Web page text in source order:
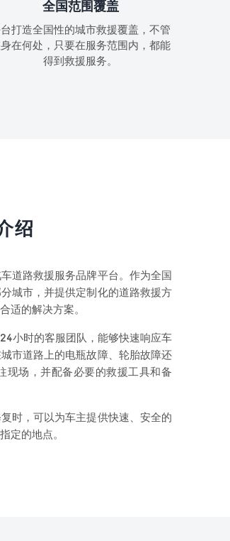
全国范围覆盖
打造全国性的城市救援覆盖，不管
在何处，只要在服务范围内，都能
得到救援服务。
绍
道路救援服务品牌平台。作为全国
城市，并提供定制化的道路救援方
适的解决方案。
小时的客服团队，能够快速响应车
市道路上的电瓶故障、轮胎故障还
现场，并配备必要的救援工具和备
时，可以为车主提供快速、安全的
定的地点。